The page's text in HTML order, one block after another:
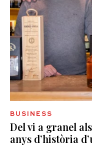
BUSINESS
Del vi a granel
anys d’història